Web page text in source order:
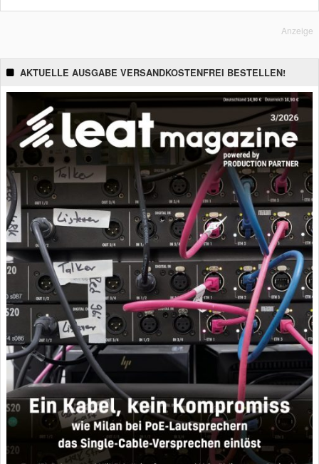
Anzeige
AKTUELLE AUSGABE VERSANDKOSTENFREI BESTELLEN!